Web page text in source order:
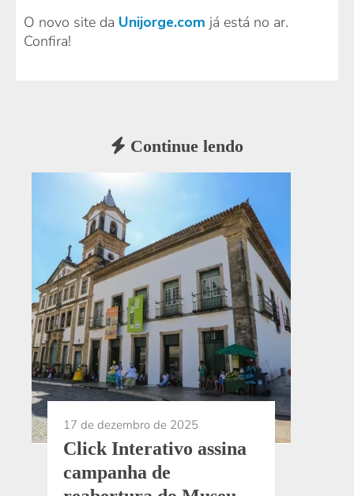
O novo site da Unijorge.com já está no ar.
Confira!
Continue lendo
17 de dezembro de 2025
Click Interativo assina
campanha de